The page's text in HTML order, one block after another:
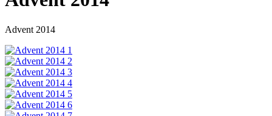
Advent 2014